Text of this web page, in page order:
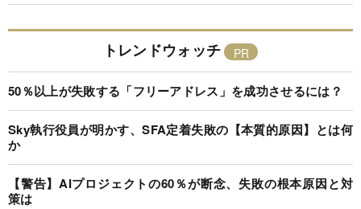
トレンドウォッチ
50％以上が失敗する「フリーアドレス」を成功させるには？
Sky執行役員が明かす、SFA定着失敗の【本質的原因】とは何
か
【警告】AIプロジェクトの60％が断念、失敗の根本原因と対
策は